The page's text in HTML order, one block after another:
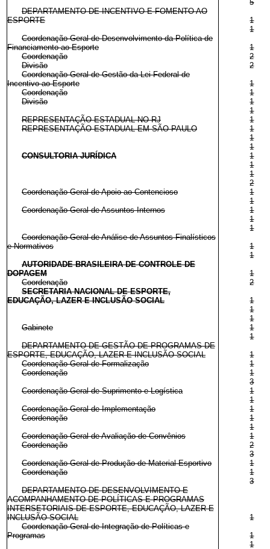
5
DEPARTAMENTO DE INCENTIVO E FOMENTO AO
ESPORTE
1
1
Coordenação-Geral de Desenvolvimento da Política de
Financiamento ao Esporte
1
Coordenação
2
Divisão
2
Coordenação-Geral de Gestão da Lei Federal de
Incentivo ao Esporte
1
Coordenação
1
Divisão
1
1
REPRESENTAÇÃO ESTADUAL NO RJ
1
REPRESENTAÇÃO ESTADUAL EM SÃO PAULO
1
1
1
CONSULTORIA JURÍDICA
1
1
1
2
Coordenação-Geral de Apoio ao Contencioso
1
1
Coordenação-Geral de Assuntos Internos
1
1
1
Coordenação-Geral de Análise de Assuntos Finalísticos
e Normativos
1
1
AUTORIDADE BRASILEIRA DE CONTROLE DE
DOPAGEM
1
Coordenação
2
SECRETARIA NACIONAL DE ESPORTE,
EDUCAÇÃO, LAZER E INCLUSÃO SOCIAL
1
1
1
Gabinete
1
1
DEPARTAMENTO DE GESTÃO DE PROGRAMAS DE
ESPORTE, EDUCAÇÃO, LAZER E INCLUSÃO SOCIAL
1
Coordenação-Geral de Formalização
1
Coordenação
1
3
Coordenação-Geral de Suprimento e Logística
1
1
Coordenação-Geral de Implementação
1
Coordenação
1
1
Coordenação-Geral de Avaliação de Convênios
1
Coordenação
2
3
Coordenação-Geral de Produção de Material Esportivo
1
Coordenação
1
3
DEPARTAMENTO DE DESENVOLVIMENTO E
ACOMPANHAMENTO DE POLÍTICAS E PROGRAMAS
INTERSETORIAIS DE ESPORTE, EDUCAÇÃO, LAZER E
INCLUSÃO SOCIAL
1
Coordenação-Geral de Integração de Políticas e
Programas
1
1